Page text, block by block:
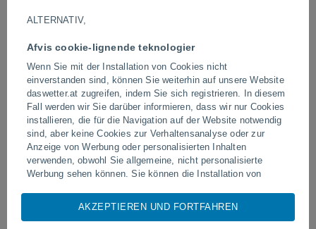
ALTERNATIV,
Afvis cookie-lignende teknologier
Wenn Sie mit der Installation von Cookies nicht
einverstanden sind, können Sie weiterhin auf unsere Website
daswetter.at zugreifen, indem Sie sich registrieren. In diesem
Fall werden wir Sie darüber informieren, dass wir nur Cookies
installieren, die für die Navigation auf der Website notwendig
sind, aber keine Cookies zur Verhaltensanalyse oder zur
Anzeige von Werbung oder personalisierten Inhalten
verwenden, obwohl Sie allgemeine, nicht personalisierte
Werbung sehen können. Sie können die Installation von
Website zugreifen, indem Sie auf die Schaltfläche "Ablehnen"
AKZEPTIEREN UND FORTFAHREN
Riesiger Staubteufel in Zapponeta,
Italien gesichtet
Tornados und extreme
Pelotas, Brasilien
Folgen Sie uns